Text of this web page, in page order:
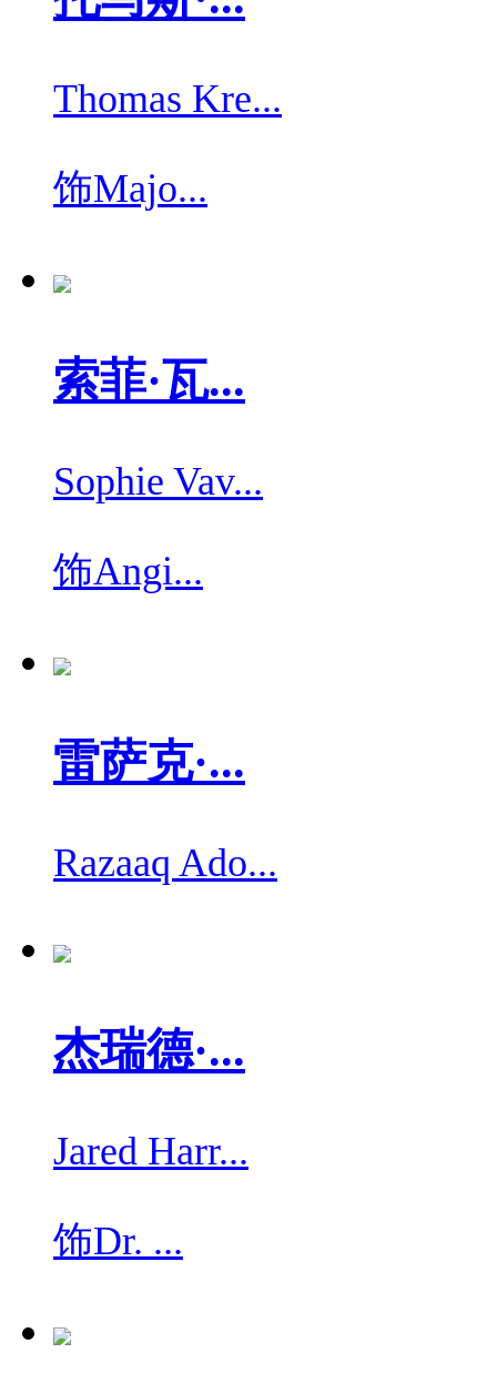
Thomas Kre...
饰Majo...
索菲·瓦...
Sophie Vav...
饰Angi...
雷萨克·...
Razaaq Ado...
杰瑞德·...
Jared Harr...
饰Dr. ...